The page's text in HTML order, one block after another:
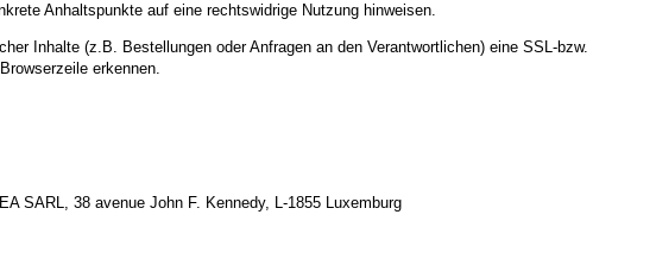
Anhaltspunkte auf eine rechtswidrige Nutzung hinweisen.
Inhalte (z.B. Bestellungen oder Anfragen an den Verantwortlichen) eine SSL-bzw.
erkennen.
SARL, 38 avenue John F. Kennedy, L-1855 Luxemburg